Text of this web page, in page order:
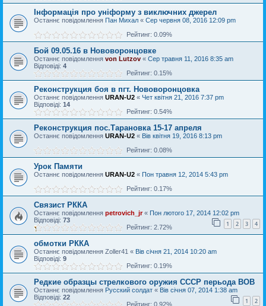
Інформація про уніформу з виключних джерел
Останнє повідомлення Пан Михал « Сер червня 08, 2016 12:09 pm
Рейтинг: 0.09%
Бой 09.05.16 в Нововоронцовке
Останнє повідомлення von Lutzov « Сер травня 11, 2016 8:35 am
Відповіді: 4
Рейтинг: 0.15%
Реконструкция боя в пгт. Нововоронцовка
Останнє повідомлення URAN-U2 « Чет квітня 21, 2016 7:37 pm
Відповіді: 14
Рейтинг: 0.54%
Реконструкция пос.Тарановка 15-17 апреля
Останнє повідомлення URAN-U2 « Вів квітня 19, 2016 8:13 pm
Рейтинг: 0.08%
Урок Памяти
Останнє повідомлення URAN-U2 « Пон травня 12, 2014 5:43 pm
Рейтинг: 0.17%
Связист РККА
Останнє повідомлення petrovich_jr« Пон лютого 17, 2014 12:02 pm
Відповіді: 73 1 2 3 4
Рейтинг: 2.72%
обмотки РККА
Останнє повідомлення Zoller41 « Вів січня 21, 2014 10:20 am
Відповіді: 9
Рейтинг: 0.19%
Редкие образцы стрелкового оружия СССР перьода ВОВ
Останнє повідомлення Русский солдат « Вів січня 07, 2014 1:38 am
Відповіді: 22 1 2
Рейтинг: 0.92%